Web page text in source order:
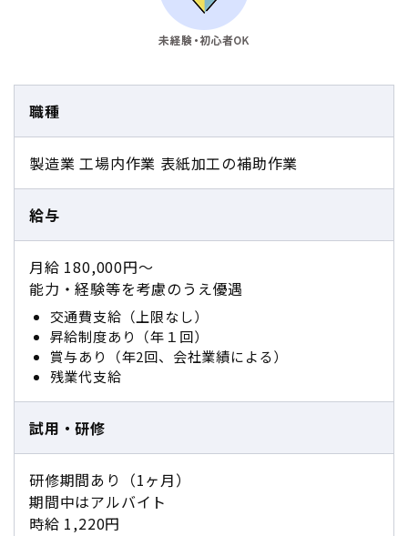
職種
製造業 工場内作業 表紙加工の補助作業
給与
月給 180,000円〜
能力・経験等を考慮のうえ優遇
交通費支給（上限なし）
昇給制度あり（年１回）
賞与あり（年2回、会社業績による）
残業代支給
試用・研修
研修期間あり（1ヶ月）
期間中はアルバイト
時給 1,220円